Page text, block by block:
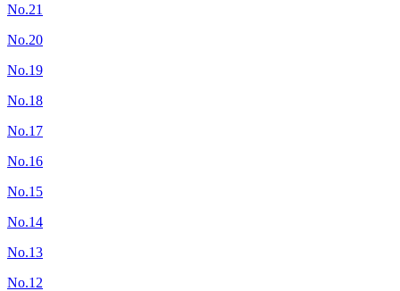
No.21
No.20
No.19
No.18
No.17
No.16
No.15
No.14
No.13
No.12